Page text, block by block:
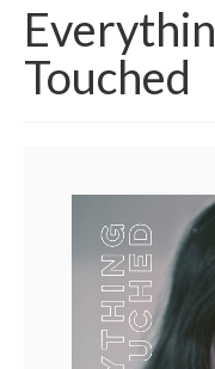
Accueil
Actualités
Qui sommes-nous ?
Touched